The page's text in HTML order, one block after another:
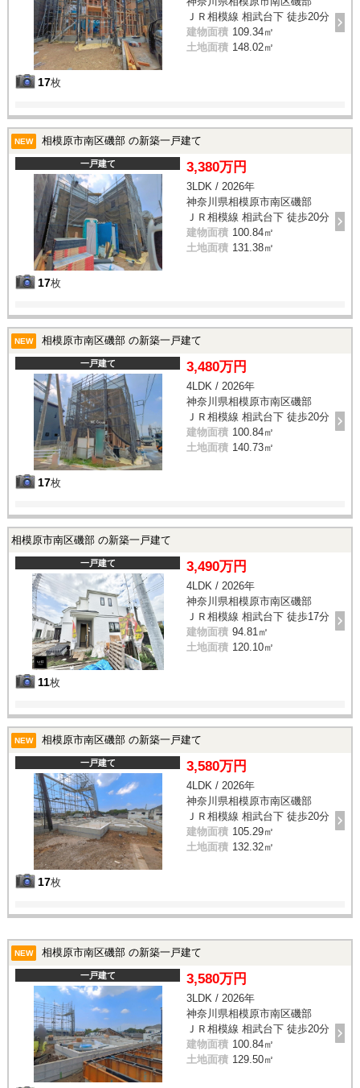
17枚
ＪＲ相模線 相武台下 徒歩20分
建物面積 109.34㎡
土地面積 148.02㎡
NEW 相模原市南区磯部 の新築一戸建て
一戸建て
17枚
3,380万円
3LDK / 2026年
神奈川県相模原市南区磯部
ＪＲ相模線 相武台下 徒歩20分
建物面積 100.84㎡
土地面積 131.38㎡
NEW 相模原市南区磯部 の新築一戸建て
一戸建て
17枚
3,480万円
4LDK / 2026年
神奈川県相模原市南区磯部
ＪＲ相模線 相武台下 徒歩20分
建物面積 100.84㎡
土地面積 140.73㎡
相模原市南区磯部 の新築一戸建て
一戸建て
11枚
3,490万円
4LDK / 2026年
神奈川県相模原市南区磯部
ＪＲ相模線 相武台下 徒歩17分
建物面積 94.81㎡
土地面積 120.10㎡
NEW 相模原市南区磯部 の新築一戸建て
一戸建て
17枚
3,580万円
4LDK / 2026年
神奈川県相模原市南区磯部
ＪＲ相模線 相武台下 徒歩20分
建物面積 105.29㎡
土地面積 132.32㎡
NEW 相模原市南区磯部 の新築一戸建て
一戸建て 3,580万円
3LDK / 2026年
神奈川県相模原市南区磯部
ＪＲ相模線 相武台下 徒歩20分
建物面積 100.84㎡
土地面積 129.50㎡